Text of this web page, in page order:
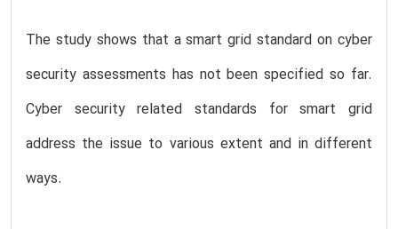
The study shows that a smart grid standard on cyber
security assessments has not been specified so far.
Cyber security related standards for smart grid
address the issue to various extent and in different
ways.